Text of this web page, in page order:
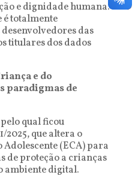
e dignidade humana.
é totalmente
das
titulares dos dados
e do
paradigmas de
qual ficou
2025, que altera o
Adolescente (ECA) para
de proteção a crianças
ambiente digital.